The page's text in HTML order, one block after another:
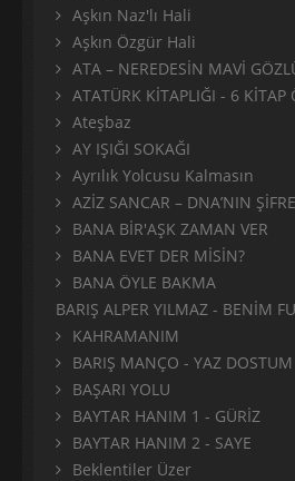
Aşkın Naz'lı Hali
Aşkın Özgür Hali
ATA – NEREDESİN MAVİ
ATATÜRK KİTAPLIĞI - 6 KİTAP
Ateşbaz
AY IŞIĞI SOKAĞI
Ayrılık Yolcusu Kalmasın
AZİZ SANCAR – DNA’NIN
BANA BİR'AŞK ZAMAN VER
BANA EVET DER MİSİN?
BANA ÖYLE BAKMA
BARIŞ ALPER YILMAZ - BENİM
KAHRAMANIM
BARIŞ MANÇO - YAZ DOSTUM
BAŞARI YOLU
BAYTAR HANIM 1 - GÜRİZ
BAYTAR HANIM 2 - SAYE
Beklentiler Üzer